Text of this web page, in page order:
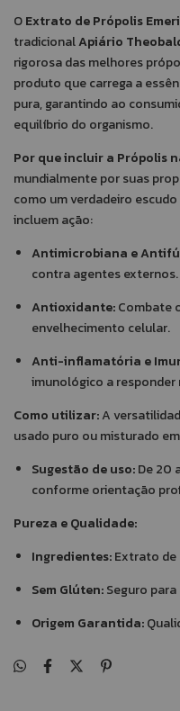
OExtrato de Própolis
tradicionalApiário
rigorosa das melhores
produto que carrega a
pura, garantindo ao
equilíbrio do organismo.
Por que incluir a Própolis
mundialmente por suas
como um verdadeiro
incluem ação:
Antimicrobiana e
contra agentes externos.
Antioxidante:Combate
envelhecimento celular.
Anti-inflamatória e
imunológico a responder
Como utilizar:A
usado puro ou misturado
Sugestão de uso:De 20
conforme orientação
Pureza e Qualidade:
Ingredientes:Extrato de
Sem Glúten:Seguro
Origem Garantida: